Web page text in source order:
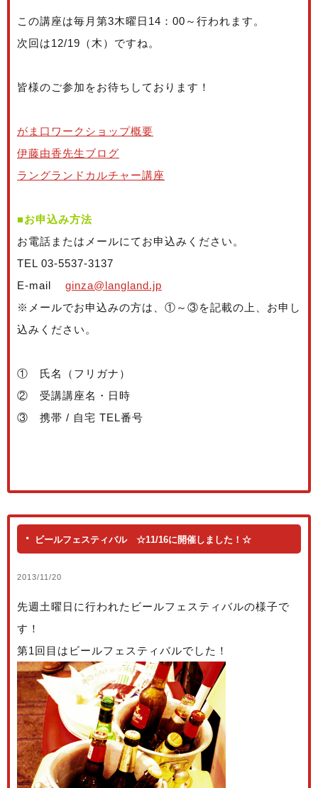
この講座は毎月第3木曜日14：00～行われます。
次回は12/19（木）ですね。
皆様のご参加をお待ちしております！
がま口ワークショップ概要
伊藤由香先生ブログ
ラングランドカルチャー講座
■お申込み方法
お電話またはメールにてお申込みください。
TEL 03-5537-3137
E-mail ginza@langland.jp
※メールでお申込みの方は、①～③を記載の上、お申し
込みください。
① 氏名（フリガナ）
② 受講講座名・日時
③ 携帯 / 自宅 TEL番号
ビールフェスティバル ☆11/16に開催しました！☆
2013/11/20
先週土曜日に行われたビールフェスティバルの様子で
す！
第1回目はビールフェスティバルでした！